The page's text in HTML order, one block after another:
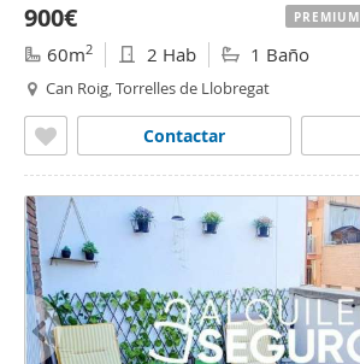
900€
60m2 2 Hab 1 Baño
Can Roig, Torrelles de Llobregat
Contactar
PREMIUM